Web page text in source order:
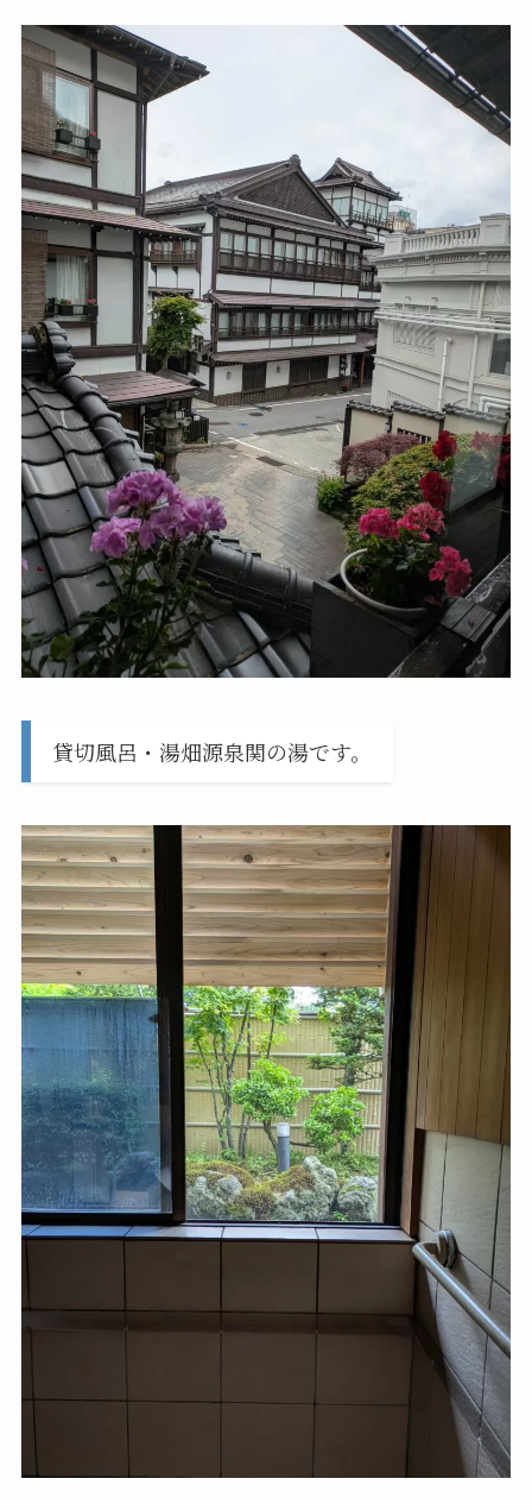
貸切風呂・湯畑源泉関の湯です。